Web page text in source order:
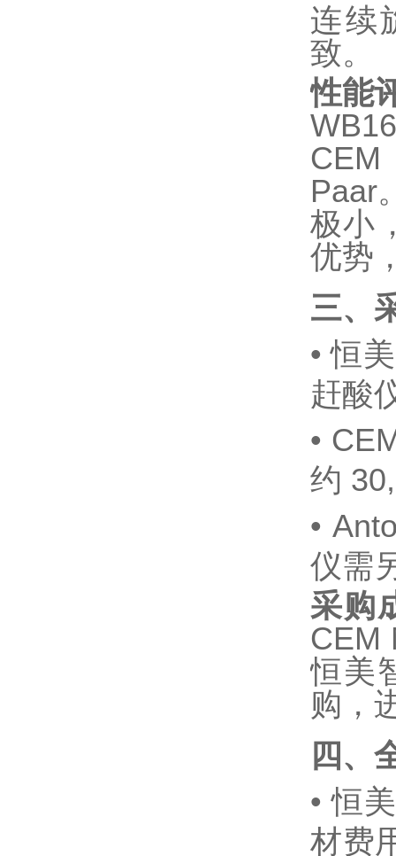
连续
致。
性能
Paar
极小
优势
三、
• 恒
赶酸
•
约
•
仪需
采购
CEM
恒美
购，
四、
• 恒
材费